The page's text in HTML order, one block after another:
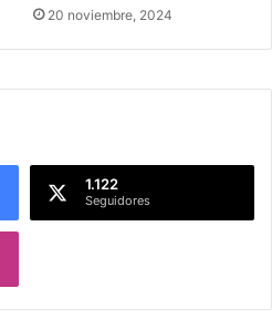
20 noviembre, 2024
1.122
Seguidores